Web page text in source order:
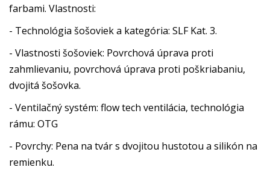
farbami. Vlastnosti:
- Technológia šošoviek a kategória: SLF Kat. 3.
- Vlastnosti šošoviek: Povrchová úprava proti
zahmlievaniu, povrchová úprava proti poškriabaniu,
dvojitá šošovka.
- Ventilačný systém: flow tech ventilácia, technológia
rámu: OTG
- Povrchy: Pena na tvár s dvojitou hustotou a silikón na
remienku.